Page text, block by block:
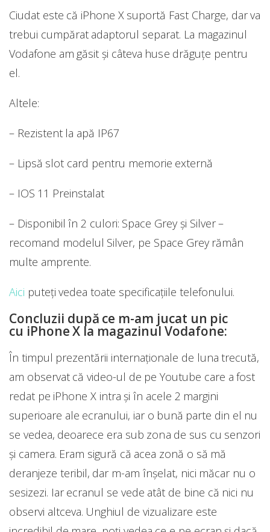
Ciudat este că iPhone X suportă Fast Charge, dar va
trebui cumpărat adaptorul separat. La magazinul
Vodafone am găsit și câteva huse drăguțe pentru
el.
Altele:
– Rezistent la apă IP67
– Lipsă slot card pentru memorie externă
– IOS 11 Preinstalat
– Disponibil în 2 culori: Space Grey și Silver –
recomand modelul Silver, pe Space Grey rămân
multe amprente.
Aici puteți vedea toate specificațiile telefonului.
Concluzii după ce m-am jucat un pic
cu iPhone X la magazinul Vodafone:
În timpul prezentării internaționale de luna trecută,
am observat că video-ul de pe Youtube care a fost
redat pe iPhone X intra și în acele 2 margini
superioare ale ecranului, iar o bună parte din el nu
se vedea, deoarece era sub zona de sus cu senzori
și camera. Eram sigură că acea zonă o să mă
deranjeze teribil, dar m-am înșelat, nici măcar nu o
sesizezi. Iar ecranul se vede atât de bine că nici nu
observi altceva. Unghiul de vizualizare este